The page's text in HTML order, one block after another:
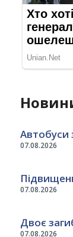
07.08.2026
Автобуси
07.08.2026
07.08.2026
Двоє